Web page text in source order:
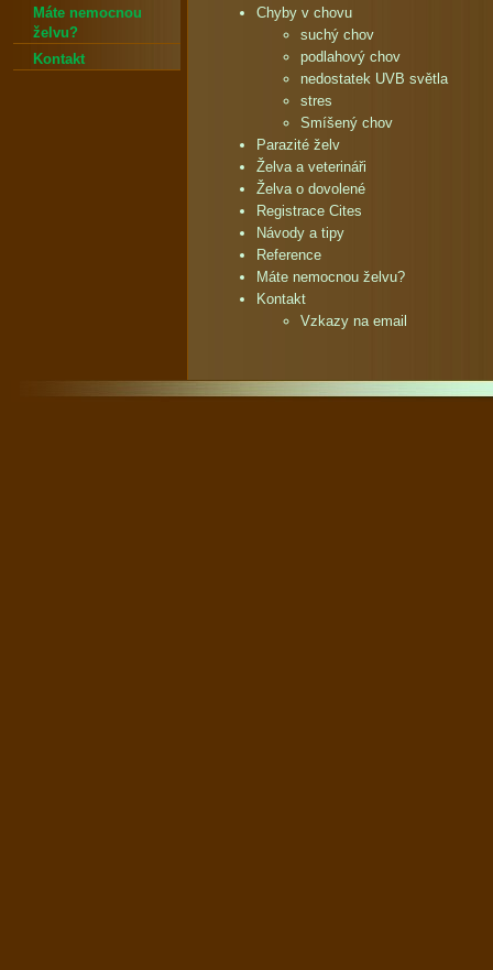
Chyby v chovu
suchý chov
podlahový chov
nedostatek UVB světla
stres
Smíšený chov
Parazité želv
Želva a veterináři
Želva o dovolené
Registrace Cites
Návody a tipy
Reference
Máte nemocnou želvu?
Kontakt
Vzkazy na email
Máte nemocnou
želvu?
Kontakt